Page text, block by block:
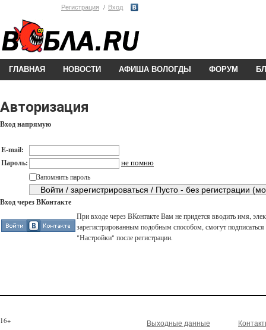
Регистрация Вход
ГЛАВНАЯ НОВОСТИ АФИША ВОЛОГДЫ ФОРУМ
Авторизация
Вход напрямую
E-mail:
Пароль:
не помню
Запомнить пароль
Вход через ВКонтакте
При входе через ВКонтакте Вам не придется вводить имя,
зарегистрированным подобным способом, смогут
"Настройки" после регистрации.
16+ Выходные данные